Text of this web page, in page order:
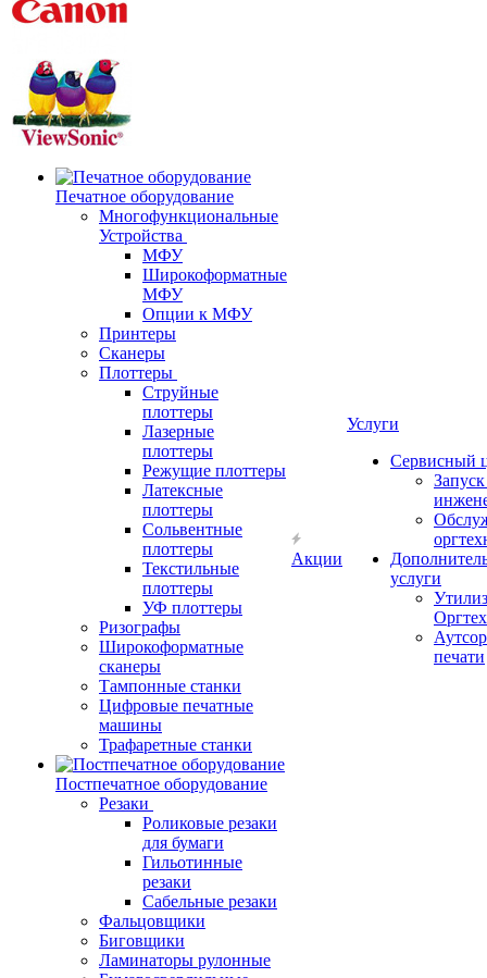
Печатное оборудование
Многофункциональные
Устройства
МФУ
Широкоформатные
МФУ
Опции к МФУ
Принтеры
Сканеры
Плоттеры
Струйные
плоттеры
Лазерные
плоттеры
Режущие плоттеры
Латексные
плоттеры
Сольвентные
плоттеры
Текстильные
плоттеры
УФ плоттеры
Ризографы
Широкоформатные
сканеры
Тампонные станки
Цифровые печатные
машины
Трафаретные станки
Постпечатное оборудование
Резаки
Роликовые резаки
для бумаги
Гильотинные
резаки
Сабельные резаки
Фальцовщики
Биговщики
Ламинаторы рулонные
Акции
Услуги
Сервисный
услуги
печати